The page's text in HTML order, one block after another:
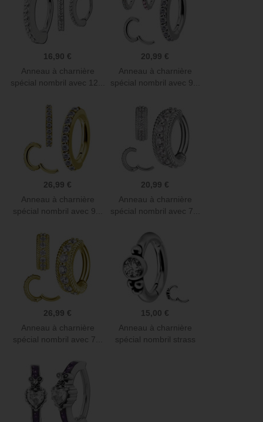
16,90 €
Anneau à charnière
spécial nombril avec 12...
20,99 €
Anneau à charnière
spécial nombril avec 9...
26,99 €
Anneau à charnière
spécial nombril avec 9...
20,99 €
Anneau à charnière
spécial nombril avec 7...
26,99 €
Anneau à charnière
spécial nombril avec 7...
15,00 €
Anneau à charnière
spécial nombril strass